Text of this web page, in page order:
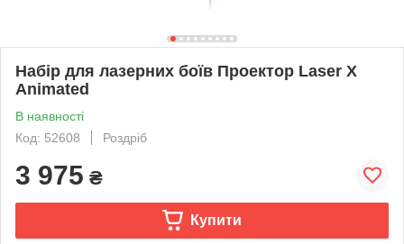
Набір для лазерних боїв Проектор Laser X
Animated
В наявності
Код: 52608
Роздріб
3 975 ₴
Купити